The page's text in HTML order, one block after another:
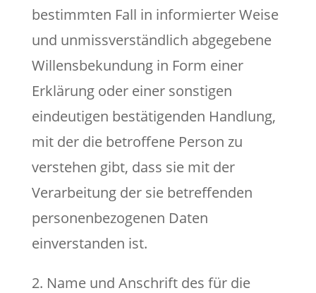
bestimmten Fall in informierter Weise
und unmissverständlich abgegebene
Willensbekundung in Form einer
Erklärung oder einer sonstigen
eindeutigen bestätigenden Handlung,
mit der die betroffene Person zu
verstehen gibt, dass sie mit der
Verarbeitung der sie betreffenden
personenbezogenen Daten
einverstanden ist.
2. Name und Anschrift des für die